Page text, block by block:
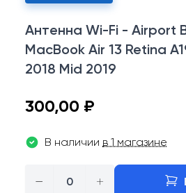
Антенна Wi-Fi - Airport
MacBook Air 13 Retina
2018 Mid 2019
300,00 ₽
В наличии в 1 магазине
− +